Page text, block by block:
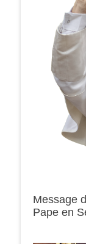
Message
Pape en